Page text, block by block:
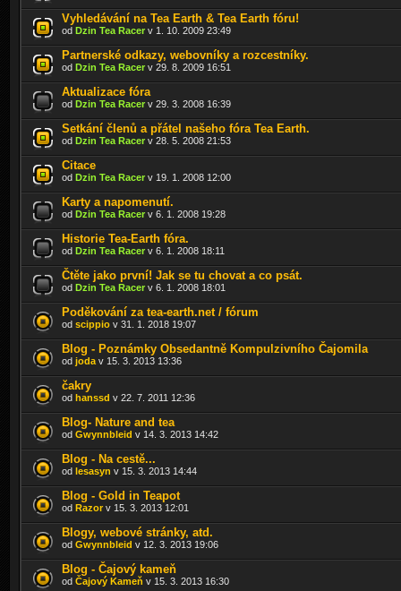
Vyhledávání na Tea Earth & Tea Earth fóru!
od Dzin Tea Racer v 1. 10. 2009 23:49
Partnerské odkazy, webovníky a rozcestníky.
od Dzin Tea Racer v 29. 8. 2009 16:51
Aktualizace fóra
od Dzin Tea Racer v 29. 3. 2008 16:39
Setkání členů a přátel našeho fóra Tea Earth.
od Dzin Tea Racer v 28. 5. 2008 21:53
Citace
od Dzin Tea Racer v 19. 1. 2008 12:00
Karty a napomenutí.
od Dzin Tea Racer v 6. 1. 2008 19:28
Historie Tea-Earth fóra.
od Dzin Tea Racer v 6. 1. 2008 18:11
Čtěte jako první! Jak se tu chovat a co psát.
od Dzin Tea Racer v 6. 1. 2008 18:01
Poděkování za tea-earth.net / fórum
od scippio v 31. 1. 2018 19:07
Blog - Poznámky Obsedantně Kompulzivního Čajomila
od joda v 15. 3. 2013 13:36
čakry
od hanssd v 22. 7. 2011 12:36
Blog- Nature and tea
od Gwynnbleid v 14. 3. 2013 14:42
Blog - Na cestě...
od lesasyn v 15. 3. 2013 14:44
Blog - Gold in Teapot
od Razor v 15. 3. 2013 12:01
Blogy, webové stránky, atd.
od Gwynnbleid v 12. 3. 2013 19:06
Blog - Čajový kameň
od Čajový Kameň v 15. 3. 2013 16:30